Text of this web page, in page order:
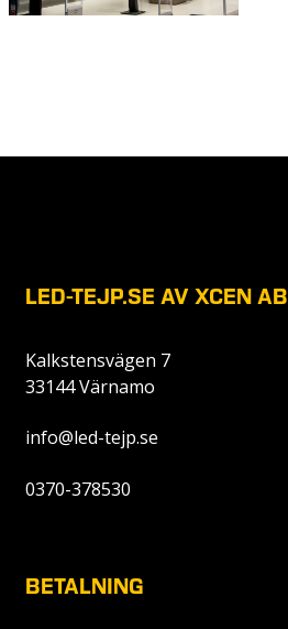
LED-TEJP.SE AV XCEN AB
Kalkstensvägen 7
33144 Värnamo
info@led-tejp.se
0370-378530
BETALNING